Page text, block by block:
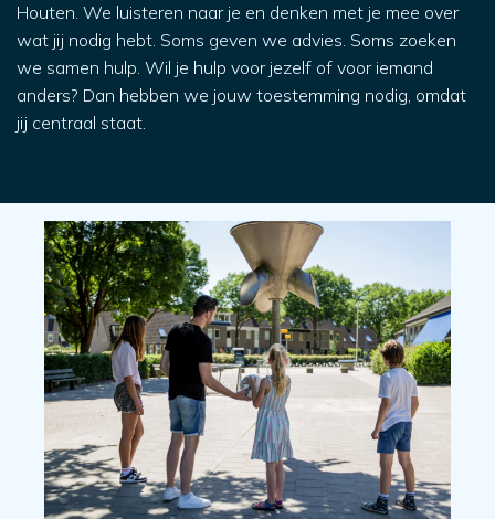
Houten. We luisteren naar je en denken met je mee over
wat jij nodig hebt. Soms geven we advies. Soms zoeken
we samen hulp. Wil je hulp voor jezelf of voor iemand
anders? Dan hebben we jouw toestemming nodig, omdat
jij centraal staat.